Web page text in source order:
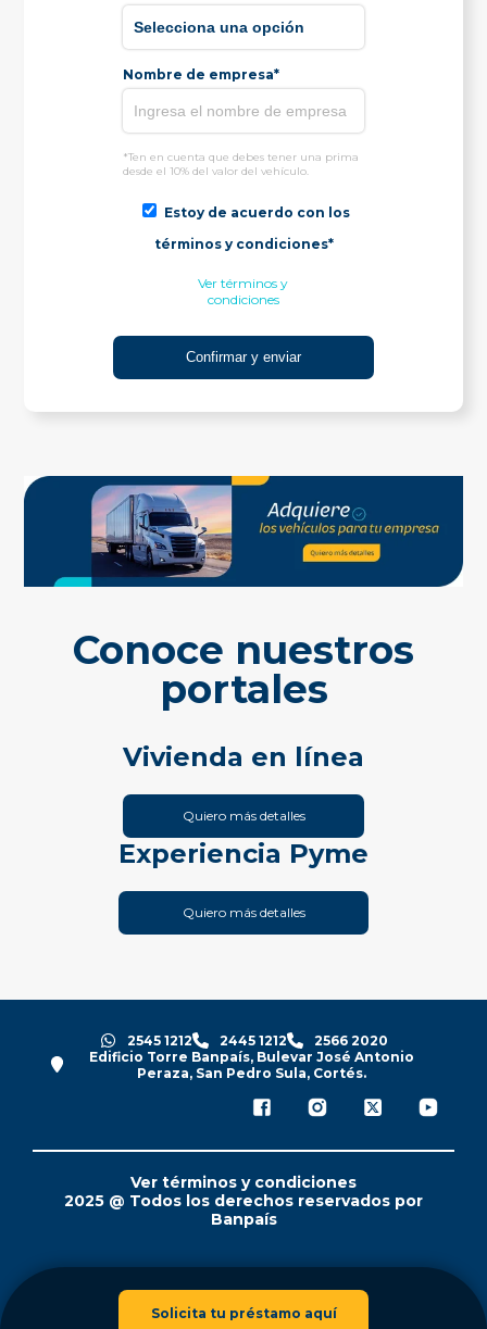
Solicita tu préstamo aquí
Nombre de empresa*
*Ten en cuenta que debes tener una prima
desde el 10% del valor del vehículo.
Estoy de acuerdo con los
términos y condiciones*
Ver términos y
condiciones
Conoce nuestros
portales
Vivienda en línea
Quiero más detalles
Experiencia Pyme
Quiero más detalles
2545 1212 2445 1212
2566 2020
Edificio Torre Banpaís, Bulevar José Antonio
Peraza, San Pedro Sula, Cortés.
Ver términos y condiciones
2025 @ Todos los derechos reservados por
Banpaís